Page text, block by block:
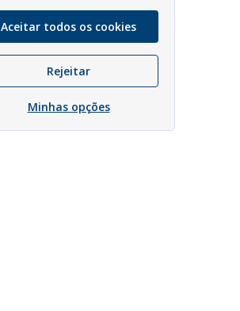
Aceitar todos os cookies
Rejeitar
Minhas opções